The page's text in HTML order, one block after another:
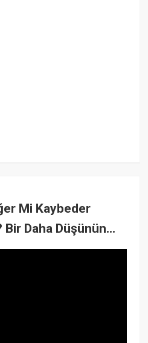
Mi Kaybeder
Bir Daha Düşünün...